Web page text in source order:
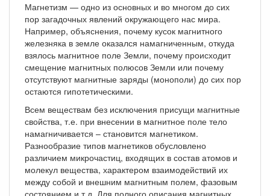
Магнетизм — одно из основных и во многом до сих
пор загадочных явлений окружающего нас мира.
Например, объяснения, почему кусок магнитного
железняка в земле оказался намагниченным, откуда
взялось магнитное поле Земли, почему происходит
смещение магнитных полюсов Земли или почему
отсутствуют магнитные заряды (монополи) до сих пор
остаются гипотетическими.
Всем веществам без исключения присущи магнитные
свойства, т.е. при внесении в магнитное поле тело
намагничивается – становится магнетиком.
Разнообразие типов магнетиков обусловлено
различием микрочастиц, входящих в состав атомов и
молекул вещества, характером взаимодействий их
между собой и внешним магнитным полем, фазовым